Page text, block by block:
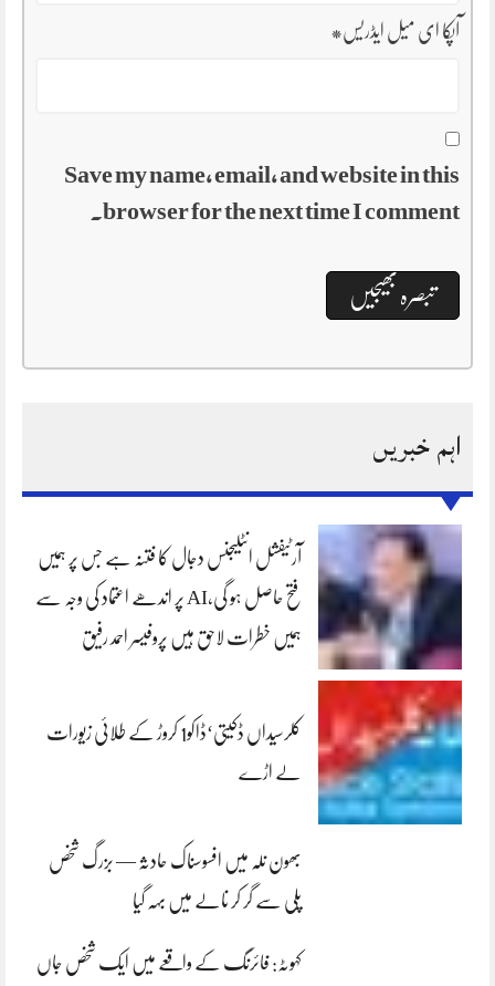
آپکا ای میل ایڈریس*
Save my name, email, and website in this
browser for the next time I comment.
اہم خبریں
آرٹیفشل انٹلیجنس دجال کا فتنہ ہے جس پر ہمیں
فتح حاصل ہو گی،AI پر اندھے اعتماد کی وجہ سے
ہمیں خطرات لاحق ہیں پروفیسر احمد رفیق
کلرسیداں ڈکیتی‘ڈاکو1 کروڑ کے طلائی زیورات
لے اڑے
بھون نلہ میں افسوسناک حادثہ — بزرگ شخص
پلی سے گر کر نالے میں بہہ گیا
کہوٹہ: فائرنگ کے واقعے میں ایک شخص جاں